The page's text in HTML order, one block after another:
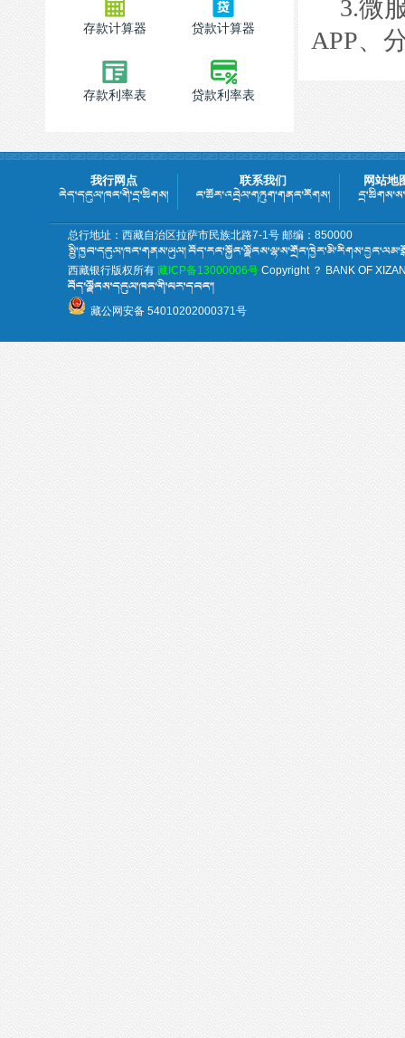
存款计算器 贷款计算器
存款利率表 贷款利率表
3.微
APP、
我行网点 联系我们 网站地
总行地址：西藏自治区拉萨市民族北路7-1号 邮编：850000
西藏银行版权所有 藏ICP备13000006号 Copyright ？ BANK OF
藏公网安备 54010202000371号